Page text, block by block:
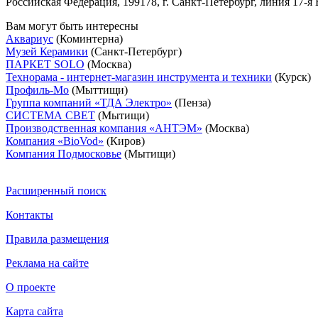
Вам могут быть интересны
Аквариус (Коминтерна)
Музей Керамики (Санкт-Петербург)
ПАРКЕТ SOLO (Москва)
Технорама - интернет-магазин инструмента и техники (Курск)
Профиль-Мо (Мыттищи)
Группа компаний «ТДА Электро» (Пенза)
СИСТЕМА СВЕТ (Мытищи)
Производственная компания «АНТЭМ» (Москва)
Компания «BioVod» (Киров)
Компания Подмосковье (Мытищи)
Расширенный поиск
Контакты
Правила размещения
Реклама на сайте
О проекте
Карта сайта